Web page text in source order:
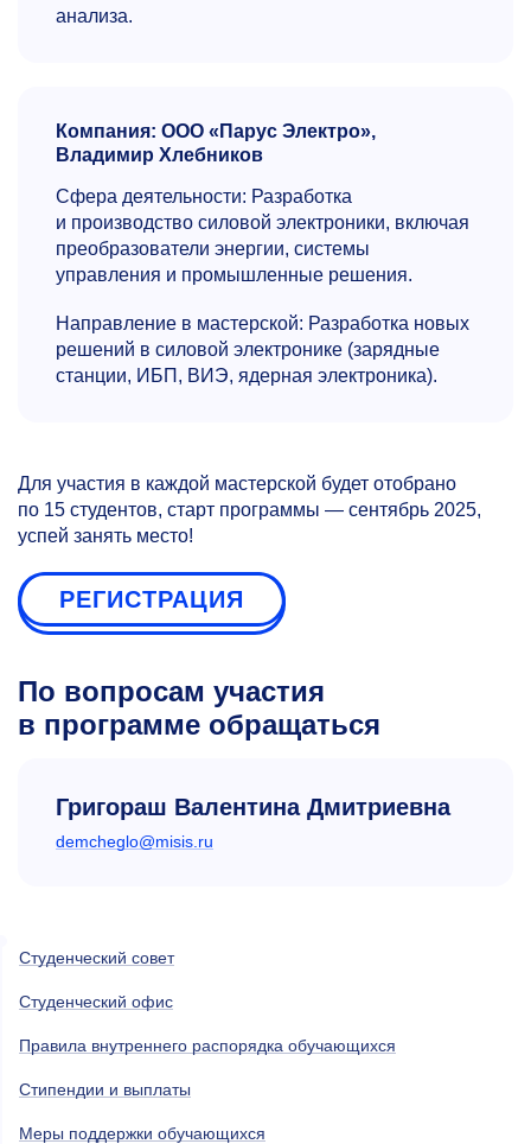
анализа.
Компания: ООО «Парус Электро»,
Владимир Хлебников
Сфера деятельности: Разработка
и производство силовой электроники, включая
преобразователи энергии, системы
управления и промышленные решения.
Направление в мастерской: Разработка новых
решений в силовой электронике (зарядные
станции, ИБП, ВИЭ, ядерная электроника).
Для участия в каждой мастерской будет отобрано
по 15 студентов, старт программы — сентябрь 2025,
успей занять место!
РЕГИСТРАЦИЯ
По вопросам участия
в программе обращаться
Григораш Валентина Дмитриевна
demcheglo@misis.ru
Студенческий совет
Студенческий офис
Правила внутреннего распорядка обучающихся
Стипендии и выплаты
Меры поддержки обучающихся